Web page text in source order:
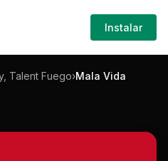
talent-fuego-mala-vida-mp3
Iniciar
Sesión
Talent Fuego›Mala Vida
Instalar